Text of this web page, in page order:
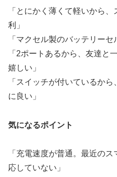
「とにかく薄くて軽いから
利」
「マクセル製のバッテリー
「2ポートあるから、友達と
嬉しい」
「スイッチが付いているか
に良い」
気になるポイント
「充電速度が普通。最近の
応していない」